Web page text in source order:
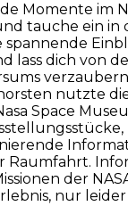
Momente im
tauche ein in
spannende
lass dich von
nutzte
Space
Raumfahrt.
der
nur